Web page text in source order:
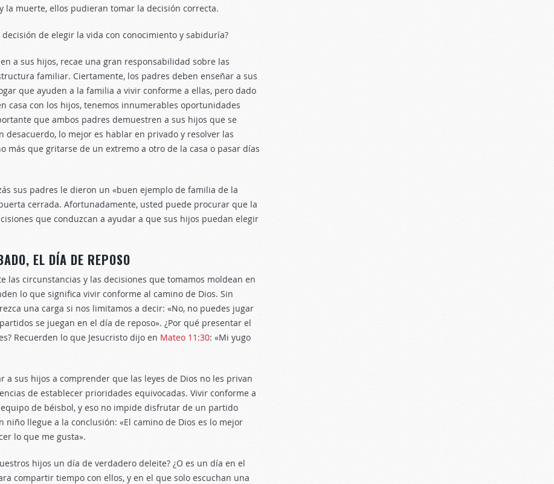
muerte, ellos pudieran tomar la decisión correcta.
de elegir la vida con conocimiento y sabiduría?
a sus hijos, recae una gran responsabilidad sobre las
familiar. Ciertamente, los padres deben enseñar a sus
que ayuden a la familia a vivir conforme a ellas, pero dado
casa con los hijos, tenemos innumerables oportunidades
que ambos padres demuestren a sus hijos que se
lo mejor es hablar en privado y resolver las
más que gritarse de un extremo a otro de la casa o pasar días
sus padres le dieron un «buen ejemplo de familia de la
cerrada. Afortunadamente, usted puede procurar que la
que conduzcan a ayudar a que sus hijos puedan elegir
EL DÍA DE REPOSO
las circunstancias y las decisiones que tomamos moldean en
lo que significa vivir conforme al camino de Dios. Sin
una carga si nos limitamos a decir: «No, no puedes jugar
se juegan en el día de reposo». ¿Por qué presentar el
Recuerden lo que Jesucristo dijo en Mateo 11:30: «Mi yugo
sus hijos a comprender que las leyes de Dios no les privan
de establecer prioridades equivocadas. Vivir conforme a
de béisbol, y eso no impide disfrutar de un partido
llegue a la conclusión: «El camino de Dios es lo mejor
lo que me gusta».
hijos un día de verdadero deleite? ¿O es un día en el
compartir tiempo con ellos, y en el que solo escuchan una